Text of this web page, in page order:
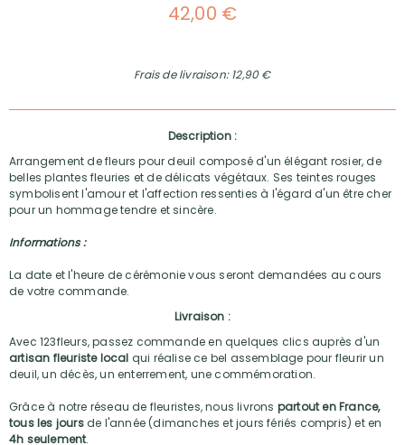
42,00 €
Frais de livraison: 12,90 €
Description :
Arrangement de fleurs pour deuil composé d'un élégant rosier, de
belles plantes fleuries et de délicats végétaux. Ses teintes rouges
symbolisent l'amour et l'affection ressenties à l'égard d'un être cher
pour un hommage tendre et sincère.
Informations :
La date et l'heure de cérémonie vous seront demandées au cours
de votre commande.
Livraison :
Avec 123fleurs, passez commande en quelques clics auprès d'un
artisan fleuriste local qui réalise ce bel assemblage pour fleurir un
deuil, un décès, un enterrement, une commémoration.
Grâce à notre réseau de fleuristes, nous livrons partout en France,
tous les joursde l'année (dimanches et jours fériés compris) et en
4h seulement.